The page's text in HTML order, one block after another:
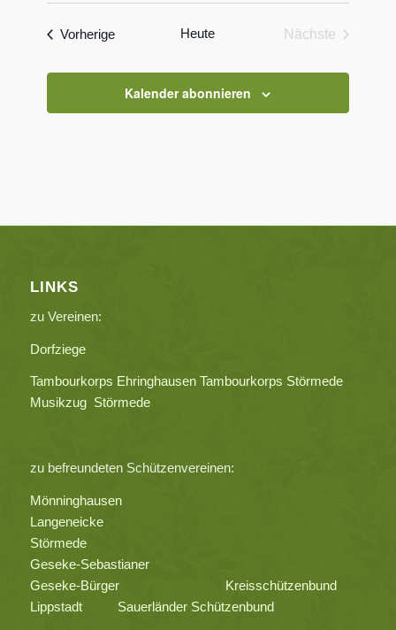
VorherigeVeranstaltungen
Heute
Nächste
Kalender abonnieren
LINKS
zu Vereinen:
Dorfziege
Tambourkorps Ehringhausen Tambourkorps Störmede
Musikzug Störmede
zu befreundeten Schützenvereinen:
Mönninghausen
Langeneicke
Störmede
Geseke-Sebastianer
Geseke-Bürger Kreisschützenbund
Lippstadt
Sauerländer Schützenbund